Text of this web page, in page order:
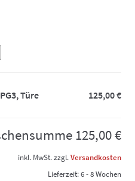
Türe 125,00 €
125,00 €
inkl. MwSt.zzgl.Versandkosten
Lieferzeit:6 - 8 Wochen